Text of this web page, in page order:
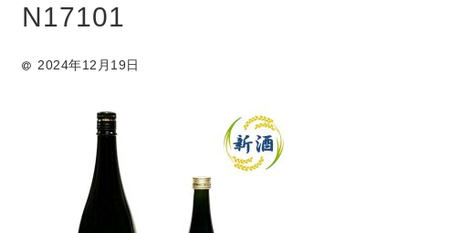
N17101
2024年12月19日